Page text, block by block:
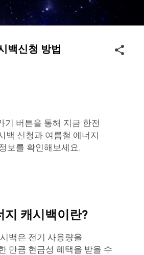
콘텐츠로 건너뛰기
백신청 방법
기 버튼을 통해 지금 한전
백 신청과 여름철 에너지
보를 확인해보세요.
지 캐시백이란?
백은 전기 사용량을
만큼 현금성 혜택을 받을 수